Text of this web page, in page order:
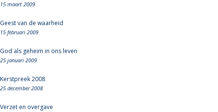
15 maart 2009
Geest van de waarheid
15 februari 2009
God als geheim in ons leven
25 januari 2009
Kerstpreek 2008
25 december 2008
Verzet en overgave